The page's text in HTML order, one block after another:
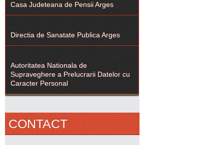
Casa Judeteana de Pensii Arges
Directia de Sanatate Publica Arges
Autoritatea Nationala de
Supraveghere a Prelucrarii Datelor cu
Caracter Personal
CONTACT